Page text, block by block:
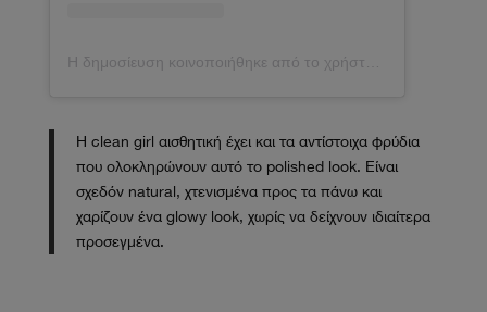
Η clean girl αισθητική έχει και τα αντίστοιχα φρύδια
που ολοκληρώνουν αυτό το polished look. Είναι
σχεδόν natural, χτενισμένα προς τα πάνω και
χαρίζουν ένα glowy look, χωρίς να δείχνουν ιδιαίτερα
προσεγμένα.